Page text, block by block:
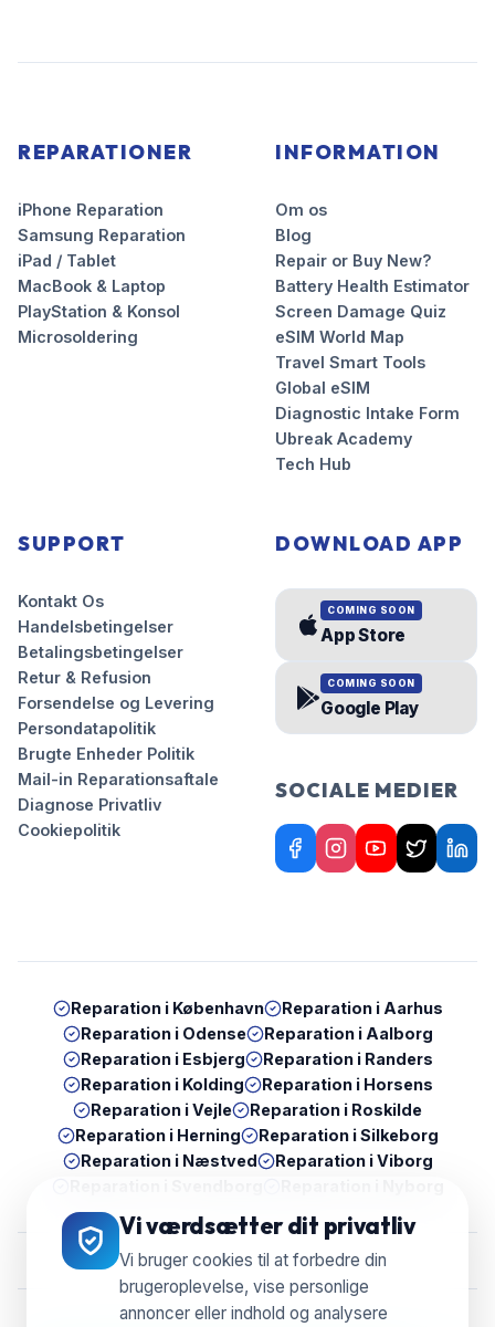
Vi værdsætter dit privatliv
Vi bruger cookies til at forbedre din
brugeroplevelse, vise personlige
annoncer eller indhold og analysere
REPARATIONER
iPhone Reparation
Samsung Reparation
iPad / Tablet
MacBook & Laptop
PlayStation & Konsol
Microsoldering
INFORMATION
Om os
Blog
Repair or Buy New?
Battery Health Estimator
Screen Damage Quiz
eSIM World Map
Travel Smart Tools
Global eSIM
Diagnostic Intake Form
Ubreak Academy
Tech Hub
SUPPORT
Kontakt Os
Handelsbetingelser
Betalingsbetingelser
Retur & Refusion
Forsendelse og Levering
Persondatapolitik
Brugte Enheder Politik
Mail-in Reparationsaftale
Diagnose Privatliv
Cookiepolitik
DOWNLOAD APP
COMING SOON
App Store
COMING SOON
Google Play
SOCIALE MEDIER
Reparation i København Reparation i Aarhus
Reparation i Odense Reparation i Aalborg
Reparation i Esbjerg Reparation i Randers
Reparation i Kolding Reparation i Horsens
Reparation iVejle Reparation i Roskilde
Reparation i Herning Reparation i Silkeborg
Reparation i Næstved Reparation i Viborg